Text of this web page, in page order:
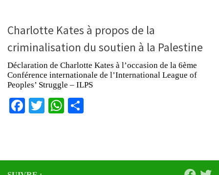
Charlotte Kates à propos de la
criminalisation du soutien à la Palestine
Déclaration de Charlotte Kates à l’occasion de la 6ème
Conférence internationale de l’International League of
Peoples’ Struggle – ILPS
Facebook
TwitterWhatsApp